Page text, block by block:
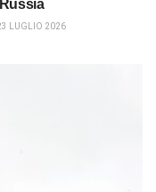
LUGLIO 2026